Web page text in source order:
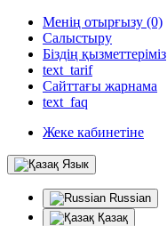
Менің отырғызу (0)
Салыстыру
Біздің қызметтеріміз
text_tarif
Сайттағы жарнама
text_faq
Жеке кабинетіне
Язык
Russian
Қазақ